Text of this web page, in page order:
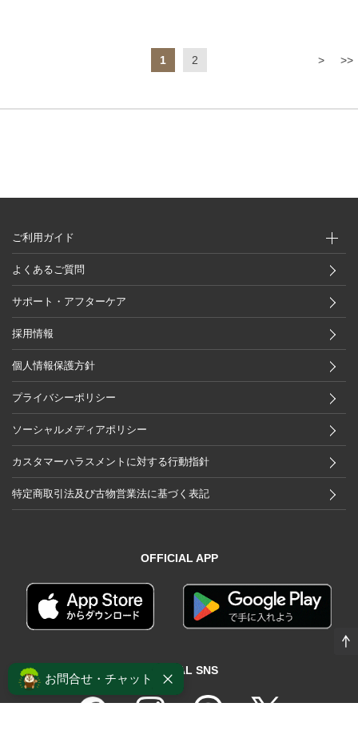
1 2 > >>
ご利用ガイド
よくあるご質問
サポート・アフターケア
採用情報
個人情報保護方針
プライバシーポリシー
ソーシャルメディアポリシー
カスタマーハラスメントに対する行動指針
特定商取引法及び古物営業法に基づく表記
OFFICIAL APP
OFFICIAL SNS
お問合せ・チャット